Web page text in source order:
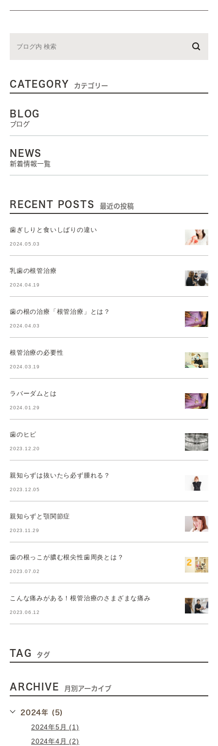
CATEGORY カテゴリー
BLOG
ブログ
NEWS
新着情報一覧
RECENT POSTS 最近の投稿
歯ぎしりと食いしばりの違い
2024.05.03
乳歯の根管治療
2024.04.19
歯の根の治療「根管治療」とは？
2024.04.03
根管治療の必要性
2024.03.19
ラバーダムとは
2024.01.29
歯のヒビ
2023.12.20
親知らずは抜いたら必ず腫れる？
2023.12.05
親知らずと顎関節症
2023.11.29
歯の根っこが膿む根尖性歯周炎とは？
2023.07.02
こんな痛みがある！根管治療のさまざまな痛み
2023.06.12
TAG タグ
ARCHIVE 月別アーカイブ
2024年 (5)
2024年5月 (1)
2024年4月 (2)